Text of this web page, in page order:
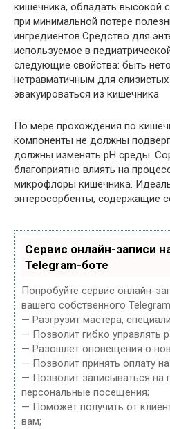
кишечника, обладать высокой
при минимальной потере
ингредиентов.Средство для
используемое в
следующие свойства: быть
нетравматичным для
эвакуироваться из кишечника
По мере прохождения по
компоненты не должны
должны изменять рН среды.
благоприятно влиять на
микрофлоры кишечника.
энтеросорбенты, содержащие
Сервис онлайн-записи
Telegram-боте
Попробуйте сервис онлайн-
вашего собственного
— Разгрузит мастера,
— Позволит гибко управлять
— Разошлет оповещения о
— Позволит принять оплату
— Позволит записываться на
персональные посещения;
— Поможет получить от
вам;